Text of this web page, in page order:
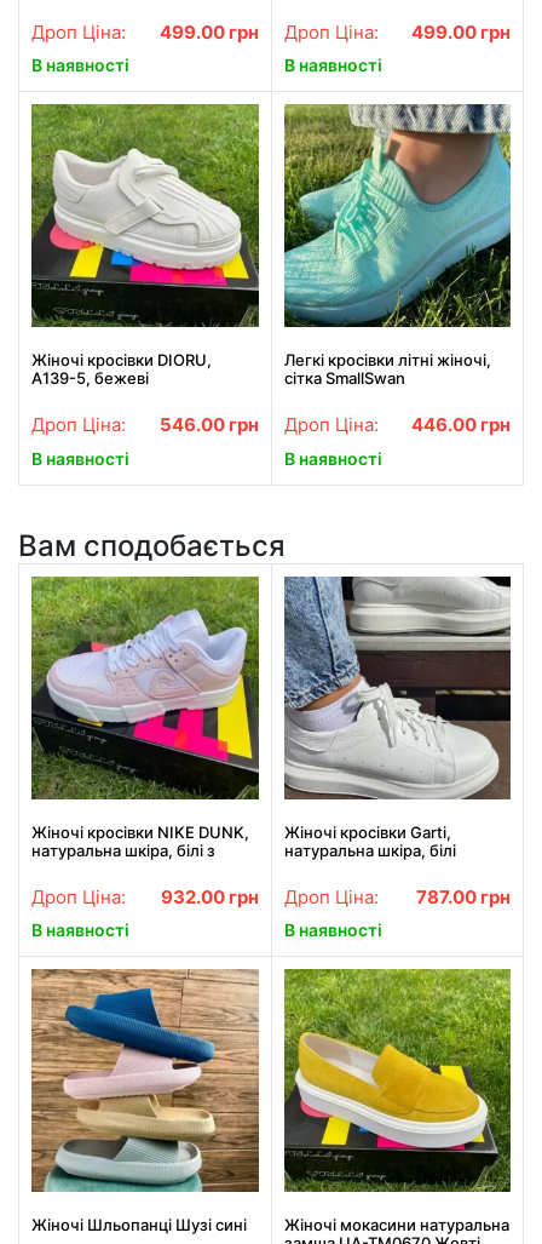
Дроп Ціна: 499.00 грн
В наявності
Дроп Ціна: 499.00 грн
В наявності
Жіночі кросівки DIORU,
A139-5, бежеві
Дроп Ціна: 546.00 грн
В наявності
Легкі кросівки літні жіночі,
сітка SmallSwan
Дроп Ціна: 446.00 грн
В наявності
Вам сподобається
Жіночі кросівки NIKE DUNK,
натуральна шкіра, білі з
Дроп Ціна: 932.00 грн
В наявності
Жіночі кросівки Garti,
натуральна шкіра, білі
Дроп Ціна: 787.00 грн
В наявності
Жіночі Шльопанці Шузі сині
Жіночі мокасини натуральна